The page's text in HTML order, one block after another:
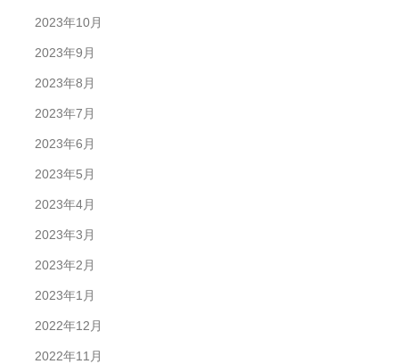
2023年10月
2023年9月
2023年8月
2023年7月
2023年6月
2023年5月
2023年4月
2023年3月
2023年2月
2023年1月
2022年12月
2022年11月